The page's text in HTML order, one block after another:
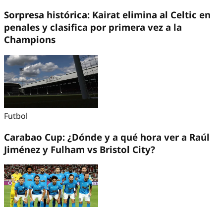
Sorpresa histórica: Kairat elimina al Celtic en
penales y clasifica por primera vez a la
Champions
Futbol
Carabao Cup: ¿Dónde y a qué hora ver a Raúl
Jiménez y Fulham vs Bristol City?